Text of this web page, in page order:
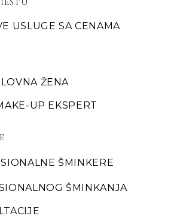
USLUGE SA CENAMA
ŽENA
UP EKSPERT
ŠMINKERE
ŠMINKANJA